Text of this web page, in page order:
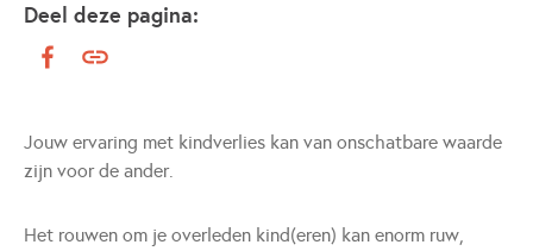
Deel deze pagina:
Jouw ervaring met kindverlies kan van onschatbare waarde
zijn voor de ander.
Het rouwen om je overleden kind(eren) kan enorm ruw,